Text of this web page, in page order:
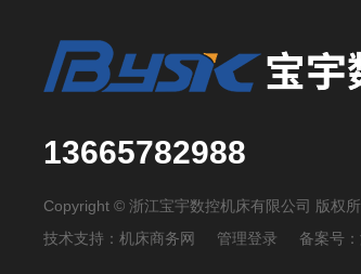
13665782988
Copyright © 浙江宝宇数控机床有限公司 版权
技术支持：机床商务网 管理登录 备案号：